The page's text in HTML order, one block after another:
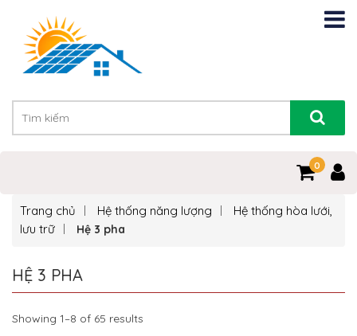
0
Trang chủ Hệ thống năng lượng
Hệ thống hòa lưới,
lưu trữ
Hệ 3 pha
HỆ 3 PHA
Showing 1–8 of 65 results